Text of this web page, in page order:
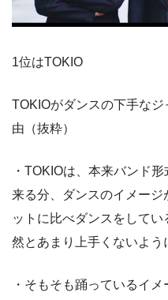
1位はTOKIO
TOKIOがダンスの下手な
由（抜粋）
・TOKIOは、本来バンド
来る分、ダンスのイメー
ットに比べダンスをして
然とあまり上手くないよう
・そもそも踊っているイ